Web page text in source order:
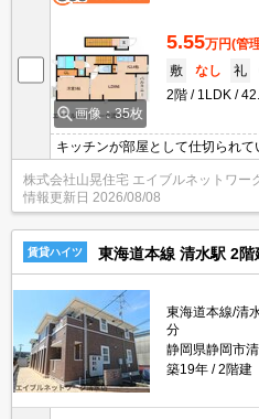
画像：35枚
5.55万円(管
敷
なし 礼
2階
1LDK
キッチンが部屋として仕切られて
ウトがしやすいですね！！エア
付インターホン、人感照明セン
実のオススメ物件です♪スーパー
シアへ400ｍ。
株式会社山晃住宅 エイブルネットワー
情報更新日 2026/08/08
賃貸ハイツ 東海道本線 清水駅 2階
東海道本線/清
分
静岡県静岡市
築19年
2階建